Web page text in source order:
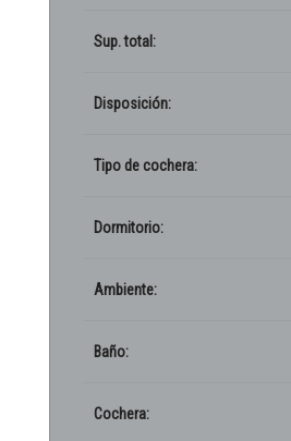
Sup. total:
Disposición:
Tipo de cochera:
Dormitorio:
Ambiente:
Baño:
Cochera: